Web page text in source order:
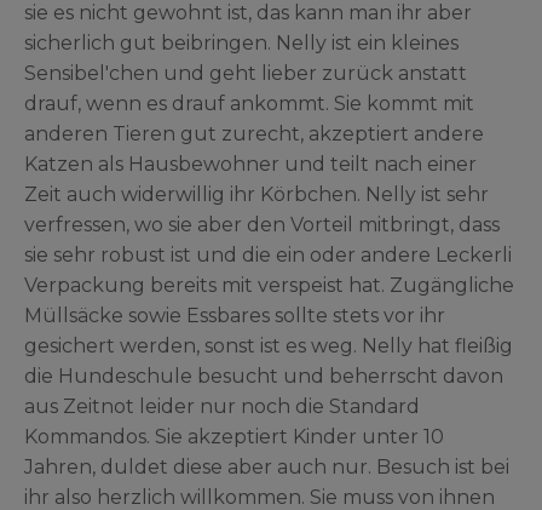
sie es nicht gewohnt ist, das kann man ihr aber
sicherlich gut beibringen. Nelly ist ein kleines
Sensibel'chen und geht lieber zurück anstatt
drauf, wenn es drauf ankommt. Sie kommt mit
anderen Tieren gut zurecht, akzeptiert andere
Katzen als Hausbewohner und teilt nach einer
Zeit auch widerwillig ihr Körbchen. Nelly ist sehr
verfressen, wo sie aber den Vorteil mitbringt, dass
sie sehr robust ist und die ein oder andere Leckerli
Verpackung bereits mit verspeist hat. Zugängliche
Müllsäcke sowie Essbares sollte stets vor ihr
gesichert werden, sonst ist es weg. Nelly hat fleißig
die Hundeschule besucht und beherrscht davon
aus Zeitnot leider nur noch die Standard
Kommandos. Sie akzeptiert Kinder unter 10
Jahren, duldet diese aber auch nur. Besuch ist bei
ihr also herzlich willkommen. Sie muss von ihnen